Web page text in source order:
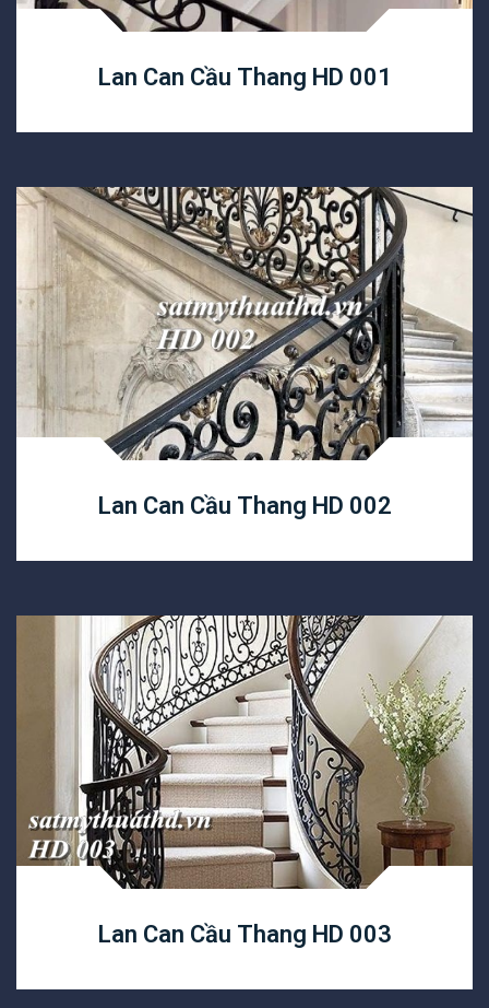
Lan Can Cầu Thang HD 001
Lan Can Cầu Thang HD 002
Lan Can Cầu Thang HD 003